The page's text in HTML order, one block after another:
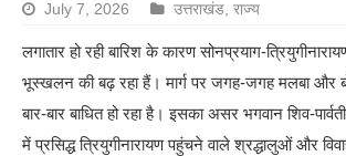
July 7, 2026 उत्तराखंड,राज्य
लगातार हो रही बारिश के कारण सोनप्रयाग-
भूस्खलन की बढ़ रहा हैं। मार्ग पर जगह-जगह मलबा और
बार-बार बाधित हो रहा है। इसका असर भगवान शिव-
में प्रसिद्ध त्रियुगीनारायण पहुंचने वाले श्रद्धालुओं और